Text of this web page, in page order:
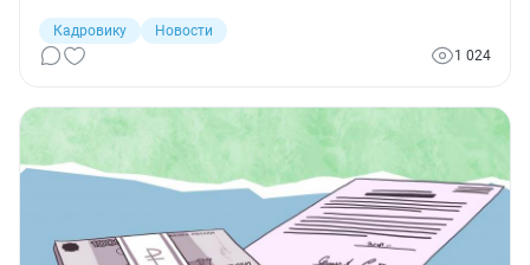
Кадровику
Новости
1 024